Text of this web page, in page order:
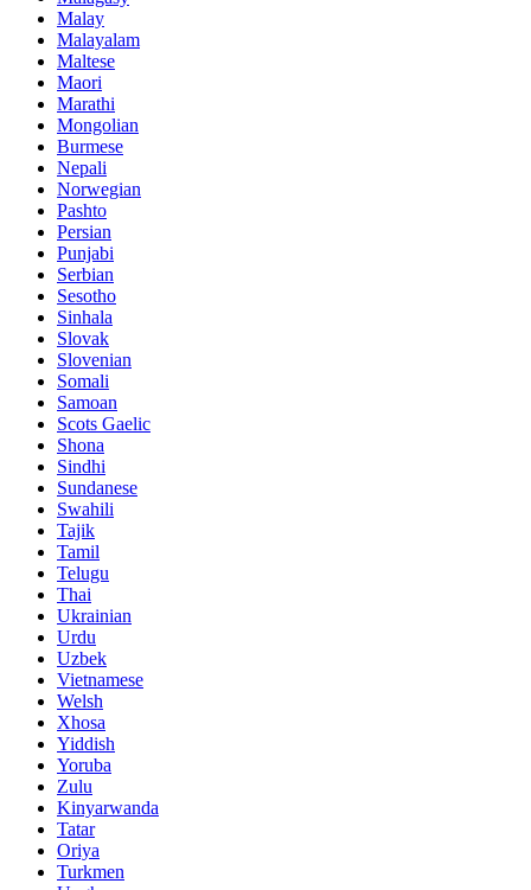
Malay
Malayalam
Maltese
Maori
Marathi
Mongolian
Burmese
Nepali
Norwegian
Pashto
Persian
Punjabi
Serbian
Sesotho
Sinhala
Slovak
Slovenian
Somali
Samoan
Scots Gaelic
Shona
Sindhi
Sundanese
Swahili
Tajik
Tamil
Telugu
Thai
Ukrainian
Urdu
Uzbek
Vietnamese
Welsh
Xhosa
Yiddish
Yoruba
Zulu
Kinyarwanda
Tatar
Oriya
Turkmen